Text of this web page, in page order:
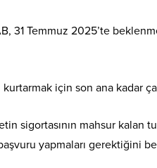
31 Temmuz 2025’te
kurtarmak için son ana kadar
sigortasının mahsur kalan
yapmaları gerektiğini